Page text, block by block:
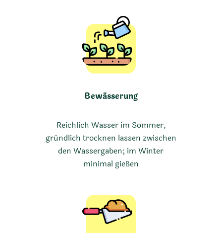
Bewässerung
Reichlich Wasser im Sommer,
gründlich trocknen lassen zwischen
den Wassergaben; im Winter
minimal gießen